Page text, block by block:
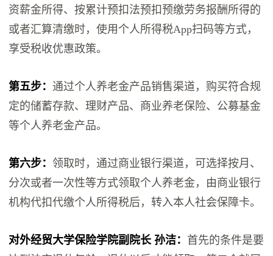
资薪金所得、按累计预扣法预扣预缴劳务报酬所得的
或者汇算清缴时，使用个人所得税App扫码等方式，
享受税收优惠政策。
第五步：通过个人养老金产品销售渠道，购买符合规
定的储蓄存款、理财产品、商业养老保险、公募基金
等个人养老金产品。
第六步： 领取时，通过商业银行渠道，可选择按月、
分次或者一次性等方式领取个人养老金，由商业银行
机构代扣代缴个人所得税后，转入本人社会保障卡。
对外经贸大学保险学院副院长 孙洁： 首先的条件是要